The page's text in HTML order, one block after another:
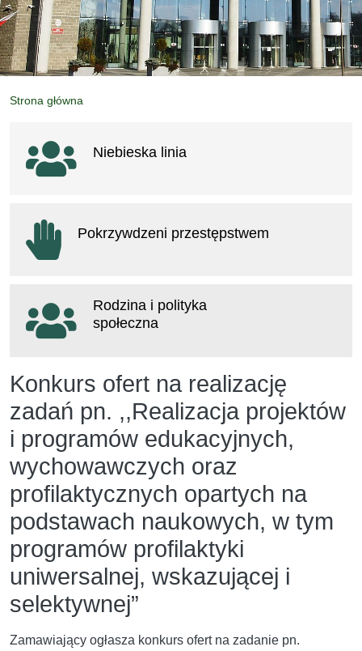
Strona główna
Konkurs ofert na realizację
zadań pn. ,,Realizacja projektów
i programów edukacyjnych,
wychowawczych oraz
profilaktycznych opartych na
podstawach naukowych, w tym
programów profilaktyki
uniwersalnej, wskazującej i
selektywnej”
Zamawiający ogłasza konkurs ofert na zadanie pn.
Ważne linki
Niebieska linia
Pokrzywdzeni przestępstwem
Rodzina i polityka
społeczna